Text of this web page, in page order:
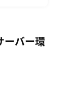
ーバー環